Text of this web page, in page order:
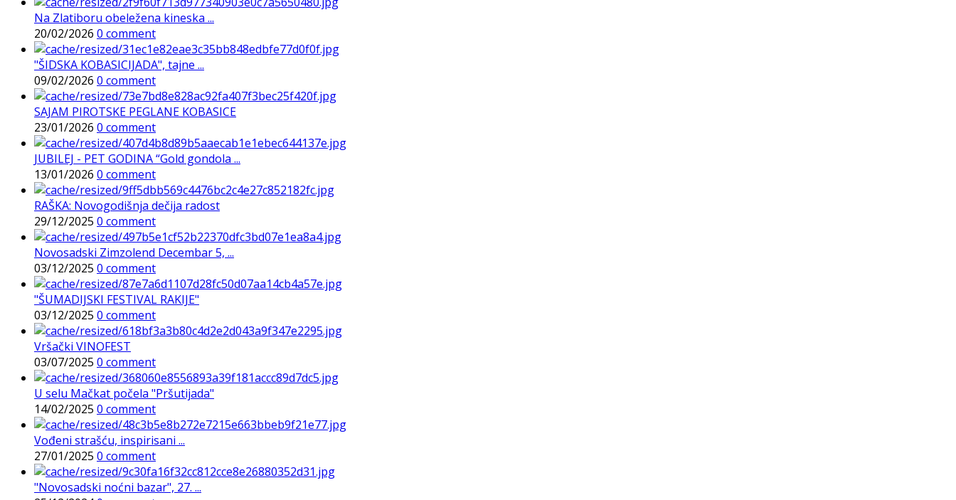
Na Zlatiboru obeležena kineska ...
20/02/2026 0 comment
"ŠIDSKA KOBASICIJADA", tajne ...
09/02/2026 0 comment
SAJAM PIROTSKE PEGLANE KOBASICE
23/01/2026 0 comment
JUBILEJ - PET GODINA “Gold gondola ...
13/01/2026 0 comment
RAŠKA: Novogodišnja dečija radost
29/12/2025 0 comment
Novosadski Zimzolend Decembar 5, ...
03/12/2025 0 comment
"ŠUMADIJSKI FESTIVAL RAKIJE"
03/12/2025 0 comment
Vršački VINOFEST
03/07/2025 0 comment
U selu Mačkat počela "Pršutijada"
14/02/2025 0 comment
Vođeni strašću, inspirisani ...
27/01/2025 0 comment
"Novosadski noćni bazar", 27. ...